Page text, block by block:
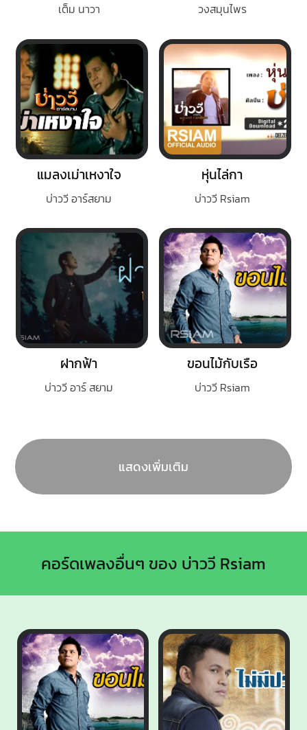
เต็ม นาวา วงสมุนไพร
แมลงเม่าเหงาใจ
บ่าววี อาร์สยาม
หุ่นไล่กา
บ่าววี Rsiam
ฝากฟ้า
บ่าววี อาร์ สยาม
ขอนไม้กับเรือ
บ่าววี Rsiam
แสดงเพิ่มเติม
คอร์ดเพลงอื่นๆ ของ บ่าววี Rsiam